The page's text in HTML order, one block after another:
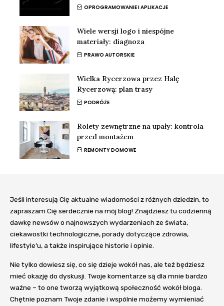
OPROGRAMOWANIE I APLIKACJE
Wiele wersji logo i niespójne
materiały: diagnoza
PRAWO AUTORSKIE
Wielka Rycerzowa przez Halę
Rycerzową: plan trasy
PODRÓŻE
Rolety zewnętrzne na upały: kontrola
przed montażem
REMONTY DOMOWE
Jeśli interesują Cię aktualne wiadomości z różnych dziedzin, to
zapraszam Cię serdecznie na mój blog! Znajdziesz tu codzienną
dawkę newsów o najnowszych wydarzeniach ze świata,
ciekawostki technologiczne, porady dotyczące zdrowia,
lifestyle’u, a także inspirujące historie i opinie.
Nie tylko dowiesz się, co się dzieje wokół nas, ale też będziesz
mieć okazję do dyskusji. Twoje komentarze są dla mnie bardzo
ważne – to one tworzą wyjątkową społeczność wokół bloga.
Chętnie poznam Twoje zdanie i wspólnie możemy wymieniać